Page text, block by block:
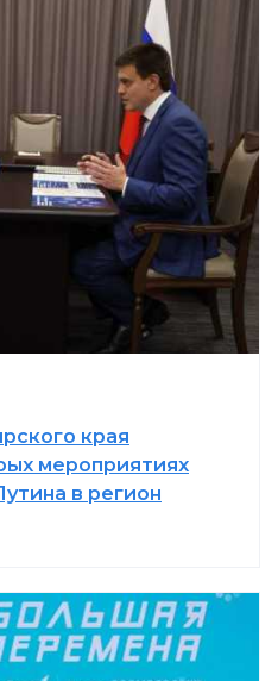
края
мероприятиях
в регион